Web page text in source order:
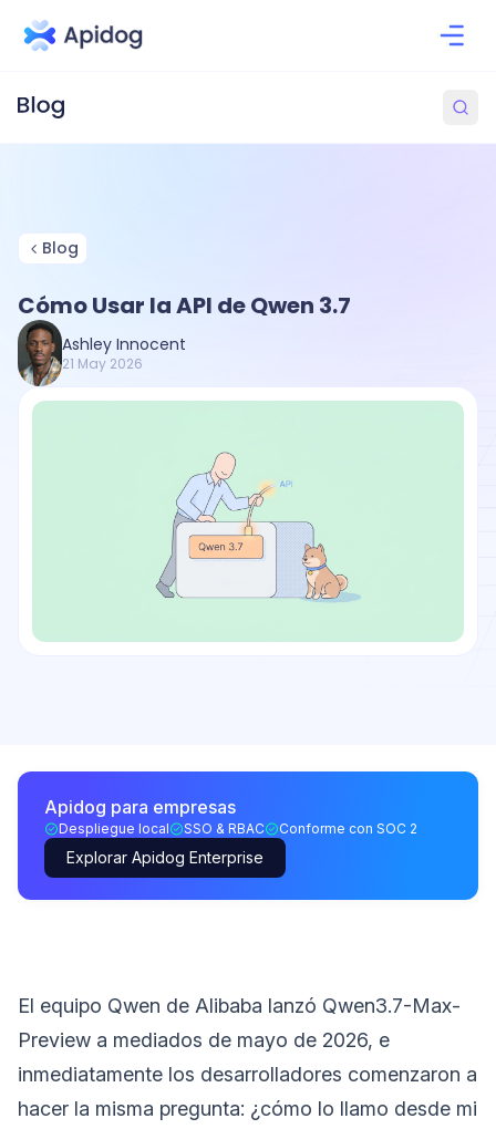
Blog
Cómo Usar la API de Qwen 3.7
Ashley Innocent
21 May 2026
Apidog para empresas
Despliegue local SSO & RBAC Conforme con SOC 2
Explorar Apidog Enterprise
El equipo Qwen de Alibaba lanzó Qwen3.7-Max-
Preview a mediados de mayo de 2026, e
inmediatamente los desarrolladores comenzaron a
hacer la misma pregunta: ¿cómo lo llamo desde mi